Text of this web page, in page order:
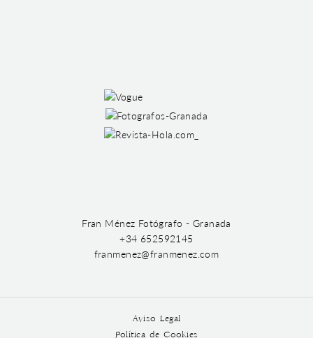
Fran Ménez Fotógrafo - Granada
+34 652592145
franmenez@franmenez.com
Aviso Legal
Política de Cookies